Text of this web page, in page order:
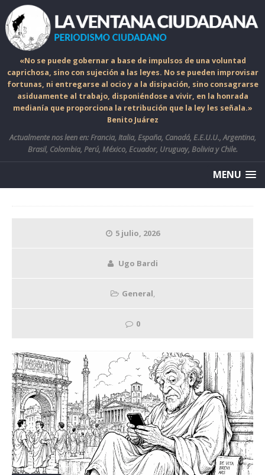
«No se puede gobernar a base de impulsos de una voluntad
caprichosa, sino con sujeción a las leyes. No se pueden improvisar
fortunas, ni entregarse al ocio y a la disipación, sino consagrarse
asiduamente al trabajo, disponiéndose a vivir, en la honrada
medianía que proporciona la retribución que la ley les señala.»
Benito Juárez
Actualmente nos leen en: Francia, Italia, España, Canadá, E.E.U.U., Argentina,
Brasil, Colombia, Perú, México, Ecuador, Uruguay, Bolivia y Chile.
MENU
5 julio, 2026
Ugo Bardi
General,
0